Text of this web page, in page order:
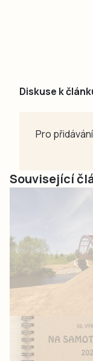
Diskuse k
Pro
Související